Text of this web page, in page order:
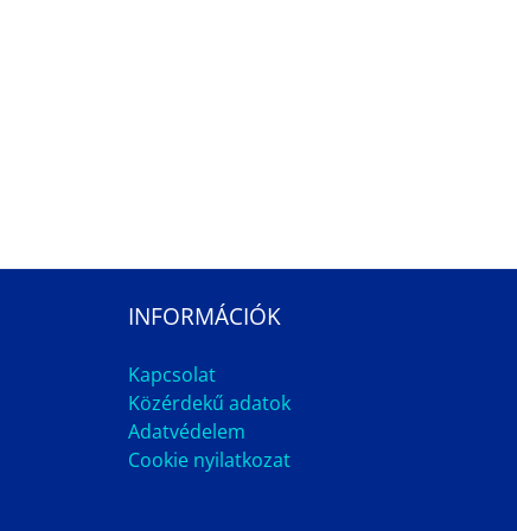
INFORMÁCIÓK
Kapcsolat
Közérdekű adatok
Adatvédelem
Cookie nyilatkozat